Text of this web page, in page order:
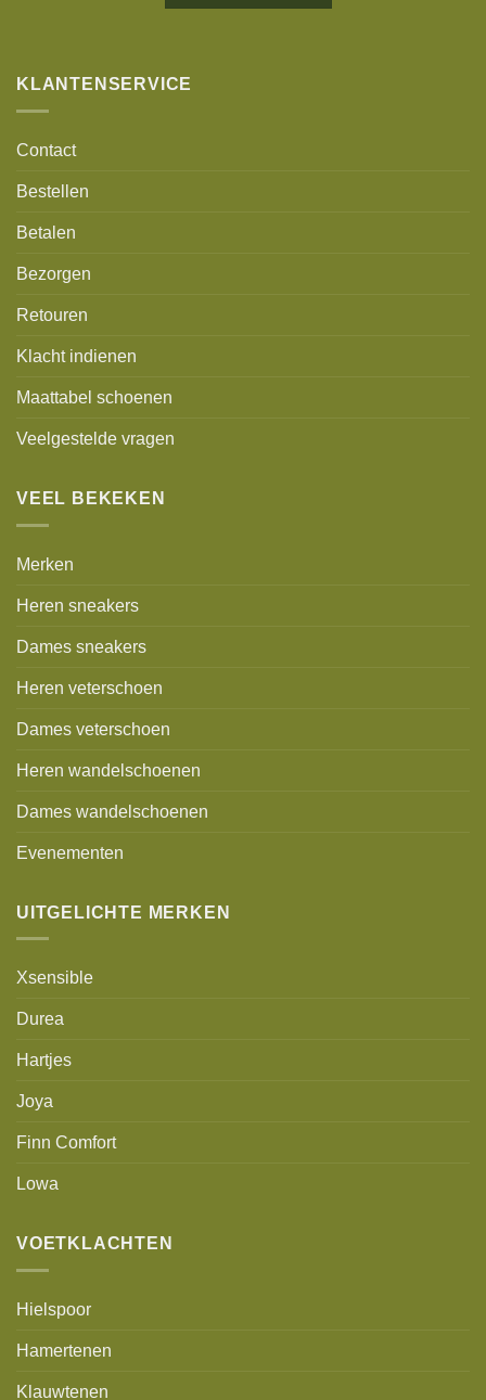
KLANTENSERVICE
Contact
Bestellen
Betalen
Bezorgen
Retouren
Klacht indienen
Maattabel schoenen
Veelgestelde vragen
VEEL BEKEKEN
Merken
Heren sneakers
Dames sneakers
Heren veterschoen
Dames veterschoen
Heren wandelschoenen
Dames wandelschoenen
Evenementen
UITGELICHTE MERKEN
Xsensible
Durea
Hartjes
Joya
Finn Comfort
Lowa
VOETKLACHTEN
Hielspoor
Hamertenen
Klauwtenen